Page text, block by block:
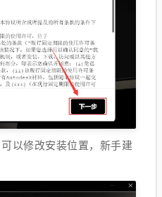
以修改安装位置，新手建